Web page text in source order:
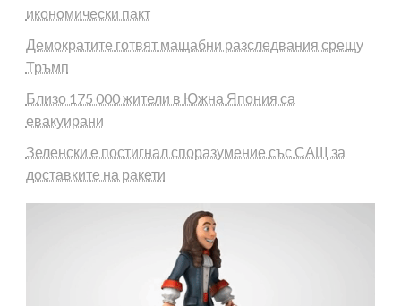
икономически пакт
Демократите готвят мащабни разследвания срещу
Тръмп
Близо 175 000 жители в Южна Япония са
евакуирани
Зеленски е постигнал споразумение със САЩ за
доставките на ракети